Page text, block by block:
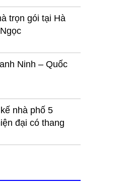
trọn gói tại Hà
Ninh – Quốc
nhà phố 5
đại có thang